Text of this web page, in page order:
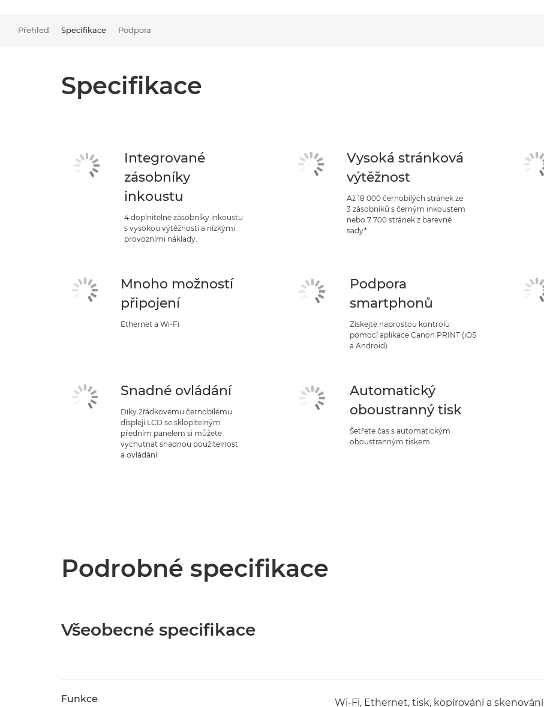
Přehled Specifikace Podpora
Specifikace
Integrované
zásobníky
inkoustu
4 doplnitelné zásobníky inkoustu
s vysokou výtěžností a nízkými
provozními náklady.
Vysoká stránková
výtěžnost
Až 18 000 černobílých stránek ze
3 zásobníků s černým inkoustem
nebo 7 700 stránek z barevné
sady*.
Mnoho možností
připojení
Ethernet a Wi-Fi
Podpora
smartphonů
Získejte naprostou kontrolu
pomocí aplikace Canon PRINT (iOS
a Android)
Snadné ovládání
Díky 2řádkovému černobílému
displeji LCD se sklopitelným
předním panelem si můžete
vychutnat snadnou použitelnost
a ovládání
Automatický
oboustranný tisk
Šetřete čas s automatickým
oboustranným tiskem
Podrobné specifikace
Všeobecné specifikace
Funkce Wi-Fi, Ethernet, tisk, kopírování a skenování